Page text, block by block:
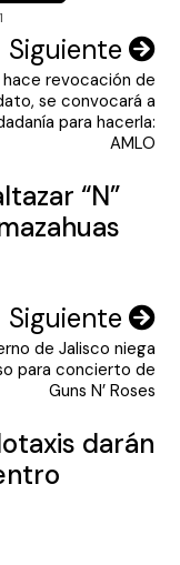
Siguiente
hace revocación de
se convocará a
para hacerla:
AMLO
“N”
Siguiente
de Jalisco niega
para concierto de
Guns N’ Roses
darán